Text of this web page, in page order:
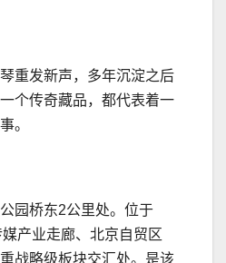
重发新声，多年沉淀之后
个传奇藏品，都代表着一
。
园桥东2公里处。位于
产业走廊、北京自贸区
战略级板块交汇处。是该